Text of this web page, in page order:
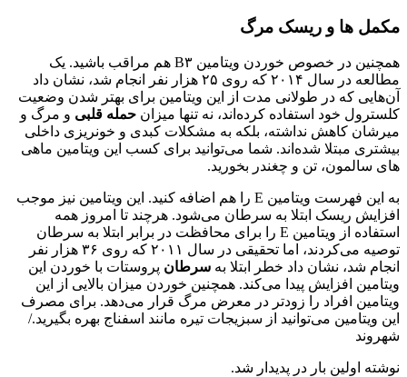
مکمل‌‌ ها و ریسک مرگ
همچنین در خصوص خوردن ویتامین B٣ هم مراقب باشید. یک
مطالعه در سال ٢٠١۴ که روی ٢۵ هزار نفر انجام شد، نشان داد
آن‌هایی که در طولانی مدت از این ویتامین برای بهتر شدن وضعیت
کلسترول خود استفاده کرده‌اند، نه تنها میزان حمله قلبی و مرگ و
میرشان کاهش نداشته، بلکه به مشکلات کبدی و خونریزی داخلی
بیشتری مبتلا شده‌اند. شما می‌توانید برای کسب این ویتامین ماهی
‌های سالمون، تن و چغندر بخورید.
به این فهرست ویتامین E را هم اضافه کنید. این ویتامین نیز موجب
افزایش ریسک ابتلا به سرطان‌ می‌شود. هرچند تا امروز همه
استفاده از ویتامین E را برای محافظت در برابر ابتلا به سرطان
توصیه می‌کردند، اما تحقیقی در سال ٢٠١١ که روی ٣۶ هزار نفر
انجام شد، نشان داد خطر ابتلا به سرطان پروستات با خوردن این
ویتامین افزایش پیدا می‌کند. همچنین خوردن میزان بالایی از این
ویتامین افراد را زودتر در معرض مرگ قرار می‌دهد. برای مصرف
این ویتامین می‌توانید از سبزیجات تیره مانند اسفناج بهره بگیرید./
شهروند
نوشته اولین بار در پدیدار شد.